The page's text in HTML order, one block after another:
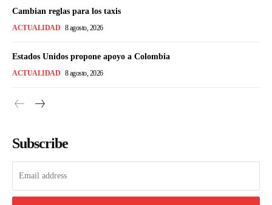
Cambian reglas para los taxis
ACTUALIDAD 8 agosto, 2026
Estados Unidos propone apoyo a Colombia
ACTUALIDAD 8 agosto, 2026
Subscribe